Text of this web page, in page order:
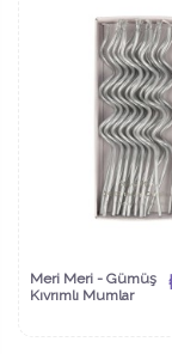
Meri Meri - Gümüş
Kıvrımlı Mumlar